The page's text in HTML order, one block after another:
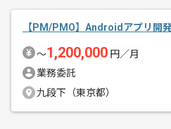
【PM/PMO】Androidアプリ開
〜1,200,000 円／月
業務委託
九段下（東京都）